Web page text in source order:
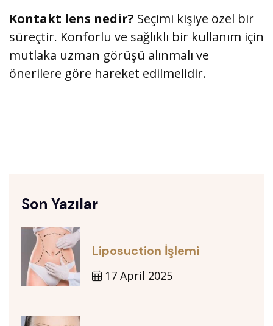
Kontakt lens nedir? Seçimi kişiye özel bir
süreçtir. Konforlu ve sağlıklı bir kullanım için
mutlaka uzman görüşü alınmalı ve
önerilere göre hareket edilmelidir.
Son Yazılar
Liposuction İşlemi
17 April 2025